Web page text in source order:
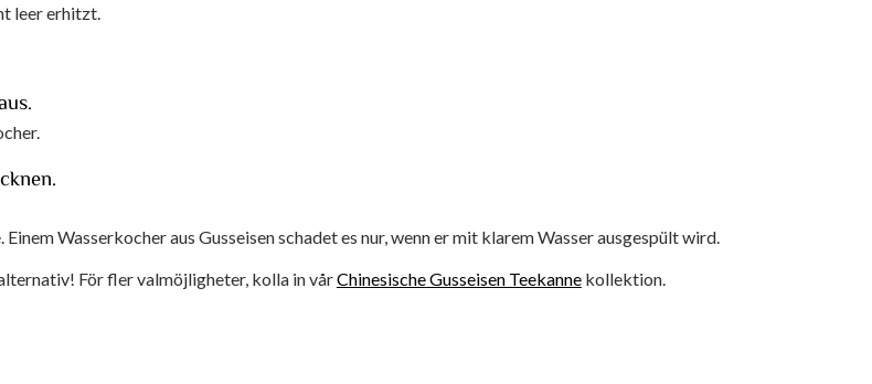
leer erhitzt.
Wasserkocher aus Gusseisen schadet es nur, wenn er mit klarem Wasser ausgespült wird.
För fler valmöjligheter, kolla in vårChinesische Gusseisen Teekannekollektion.